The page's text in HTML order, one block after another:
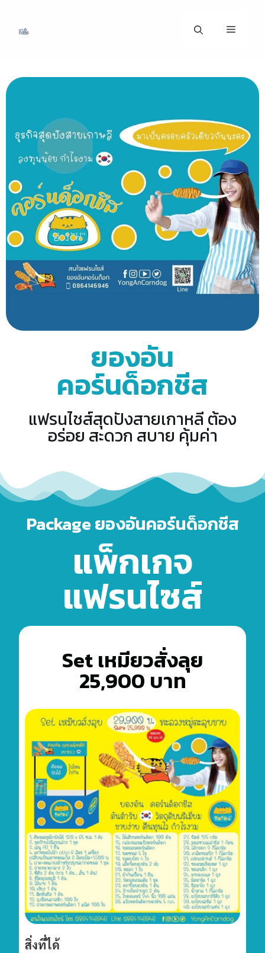
ยองอัน
คอร์นด็อกชีส
แฟรนไชส์สุดปังสายเกาหลี ต้อง
อร่อย สะดวก สบาย คุ้มค่า
Package ยองอันคอร์นด็อกชีส
แพ็กเกจ
แฟรนไซส์
Set เหมียวสั่งลุย
25,900 บาท
สิ่งที่ได้